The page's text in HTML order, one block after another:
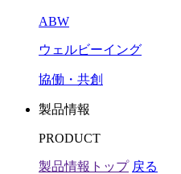
ABW
ウェルビーイング
協働・共創
製品情報
PRODUCT
製品情報トップ 戻る